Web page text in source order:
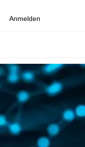
Anmelden